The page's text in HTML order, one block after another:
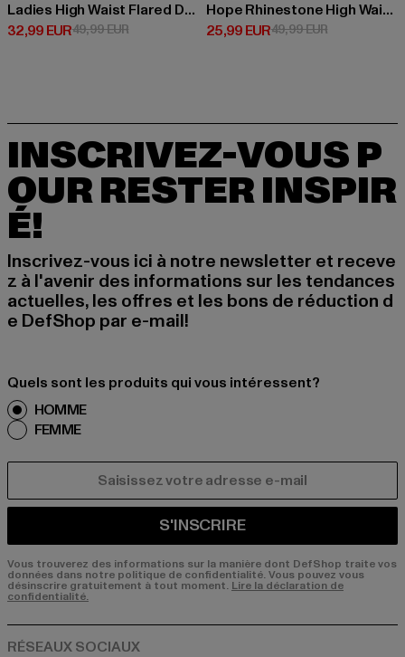
Ladies High Waist Flared Denim
32,99 EUR
Prix courant: 32,99 EUR
49,99 EURPrix en promotion: 49,99 EUR
Hope Rhinestone High Waist Bootcut
25,99 EUR
Prix courant: 25,99 EUR
49,99 EURPrix en
INSCRIVEZ-VOUS P
OUR RESTER INSPIR
É!
Inscrivez-vous ici à notre newsletter et receve
z à l'avenir des informations sur les tendances
actuelles, les offres et les bons de réduction d
e DefShop par e-mail!
Quels sont les produits qui vous intéressent?
HOMME
FEMME
S'INSCRIRE
Vous trouverez des informations sur la manière dont DefShop traite vos
données dans notre politique de confidentialité. Vous pouvez vous
désinscrire gratuitement à tout moment. Lire la déclaration de
confidentialité.